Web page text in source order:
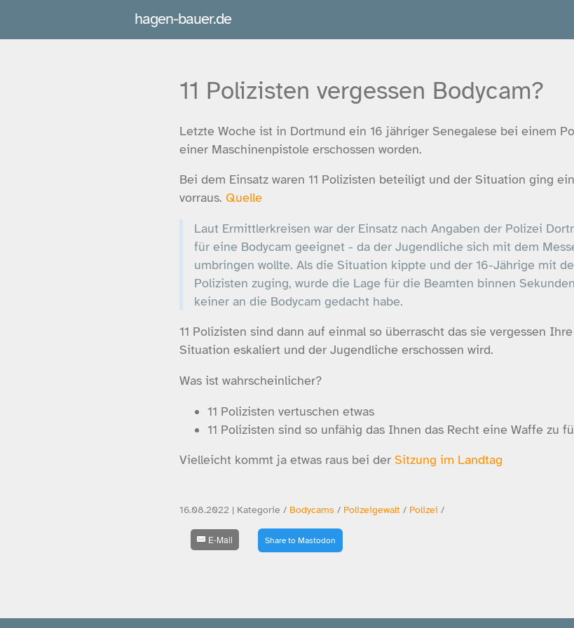
hagen-bauer.de
11 Polizisten vergessen Bodycam?
Letzte Woche ist in Dortmund ein 16 jähriger Senegalese bei einem
einer Maschinenpistole erschossen worden.
Bei dem Einsatz waren 11 Polizisten beteiligt und der Situation ging
vorraus. Quelle
Laut Ermittlerkreisen war der Einsatz nach Angaben der Polizei
für eine Bodycam geeignet - da der Jugendliche sich mit dem
umbringen wollte. Als die Situation kippte und der 16-Jährige mit
Polizisten zuging, wurde die Lage für die Beamten binnen
keiner an die Bodycam gedacht habe.
11 Polizisten sind dann auf einmal so überrascht das sie vergessen
Situation eskaliert und der Jugendliche erschossen wird.
Was ist wahrscheinlicher?
11 Polizisten vertuschen etwas
11 Polizisten sind so unfähig das Ihnen das Recht eine Waffe zu
Vielleicht kommt ja etwas raus bei der Sitzung im Landtag
16.08.2022 | Kategorie / Bodycams / Polizeigewalt / Polizei /
E-Mail Share to Mastodon